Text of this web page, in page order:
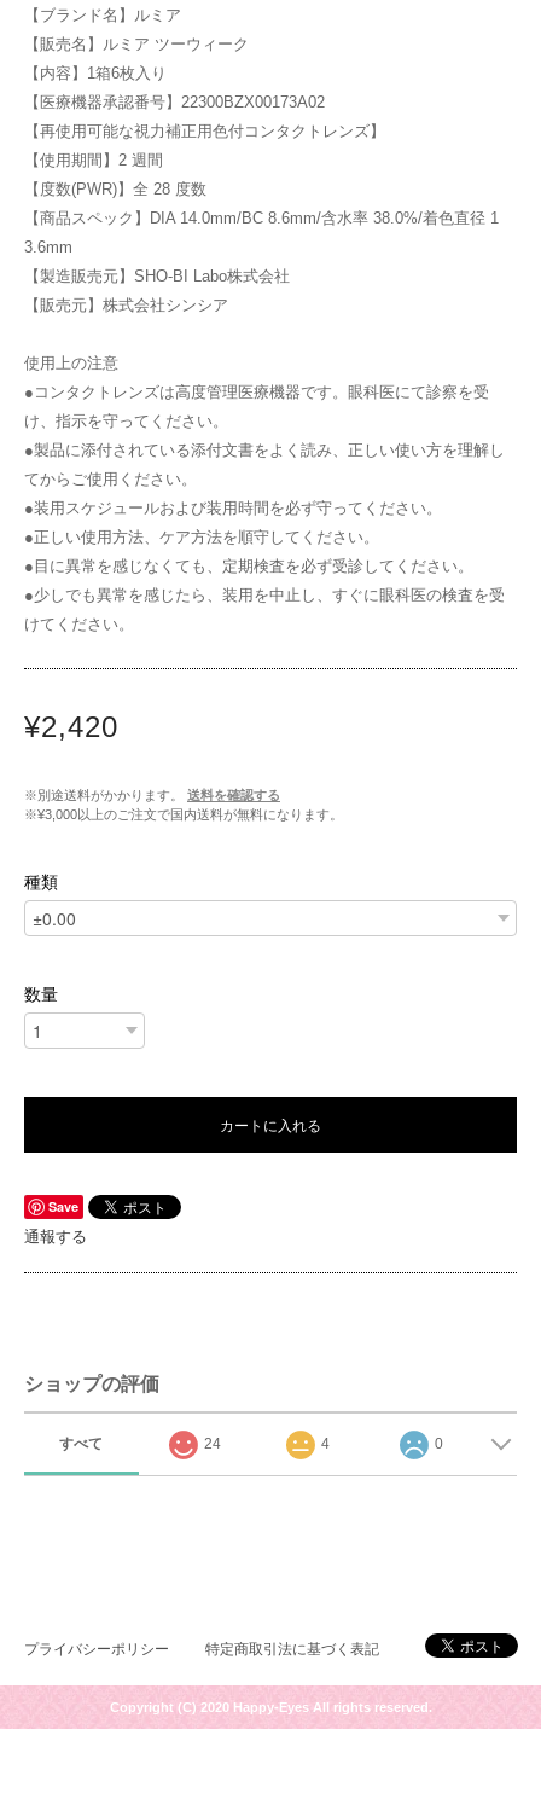
【ブランド名】ルミア
【販売名】ルミア ツーウィーク
【内容】1箱6枚入り
【医療機器承認番号】22300BZX00173A02
【再使用可能な視力補正用色付コンタクトレンズ】
【使用期間】2 週間
【度数(PWR)】全 28 度数
【商品スペック】DIA 14.0mm/BC 8.6mm/含水率 38.0%/着色直径 1
3.6mm
【製造販売元】SHO-BI Labo株式会社
【販売元】株式会社シンシア
使用上の注意
●コンタクトレンズは高度管理医療機器です。眼科医にて診察を受
け、指示を守ってください。
●製品に添付されている添付文書をよく読み、正しい使い方を理解し
てからご使用ください。
●装用スケジュールおよび装用時間を必ず守ってください。
●正しい使用方法、ケア方法を順守してください。
●目に異常を感じなくても、定期検査を必ず受診してください。
●少しでも異常を感じたら、装用を中止し、すぐに眼科医の検査を受
けてください。
¥2,420
※別途送料がかかります。
送料を確認する
※¥3,000以上のご注文で国内送料が無料になります。
種類
数量
カートに入れる
Save
通報する
ショップの評価
すべて 24 4 0
プライバシーポリシー 特定商取引法に基づく表記
Copyright (C) 2020 Happy-Eyes All rights reserved.